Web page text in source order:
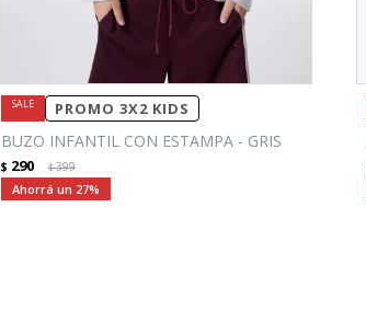
PROMO 3X2 KIDS
BUZO INFANTIL CON ESTAMPA - GRIS
$ 290 $399
27